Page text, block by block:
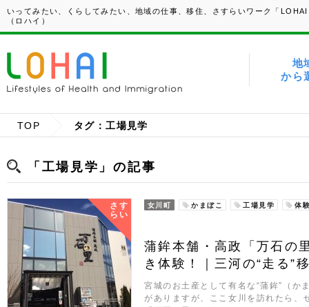
いってみたい、くらしてみたい、地域の仕事、移住、さすらいワーク「
（ロハイ）
地
から
TOP タグ：工場見学
「工場見学」の記事
さす
らい
女川町 かまぼこ 工場見学 体
蒲鉾本舗・高政「万石の
き体験！｜三河の“走る”
宮城のお土産として有名な“蒲鉾”（か
がありますが、ここ女川を訪れたら、